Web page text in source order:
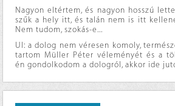
Nagyon eltértem, és nagyon hosszú
szűk a hely itt, és talán nem is itt
Nem tudom, szokás-e...
UI: a dolog nem véresen komoly,
tartom Müller Péter véleményét és a
én gondolkodom a dologról, akkor ide